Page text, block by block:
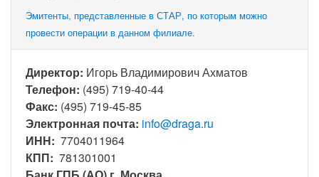
Эмитенты, представленные в СТАР, по которым можно
провести операции в данном филиале.
Директор: Игорь Владимирович Ахматов
Телефон: (495) 719-40-44
Факс: (495) 719-45-85
Электронная почта: info@draga.ru
ИНН: 7704011964
КПП: 781301001